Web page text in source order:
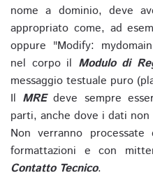
nome a dominio, deve
appropriato come, ad
oppure "Modify:
nel corpo il Modulo di
messaggio testuale puro
Il MREdeve sempre
parti, anche dove i dati non
Non verranno
formattazioni e con
Contatto Tecnico.